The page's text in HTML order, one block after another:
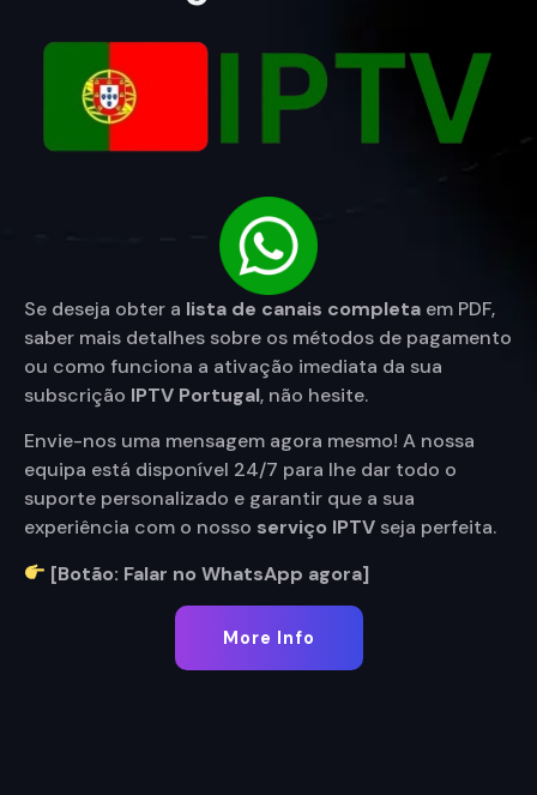
Se deseja obter a lista de canais completa em PDF,
saber mais detalhes sobre os métodos de pagamento
ou como funciona a ativação imediata da sua
subscrição IPTV Portugal, não hesite.
Envie-nos uma mensagem agora mesmo! A nossa
equipa está disponível 24/7 para lhe dar todo o
suporte personalizado e garantir que a sua
experiência com o nosso serviço IPTV seja perfeita.
[Botão: Falar no WhatsApp agora]
More Info